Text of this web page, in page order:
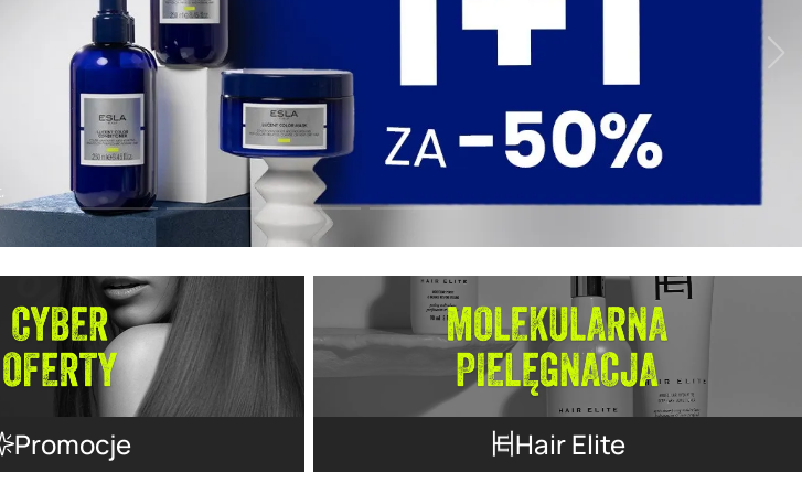
Promocje Hair Elite